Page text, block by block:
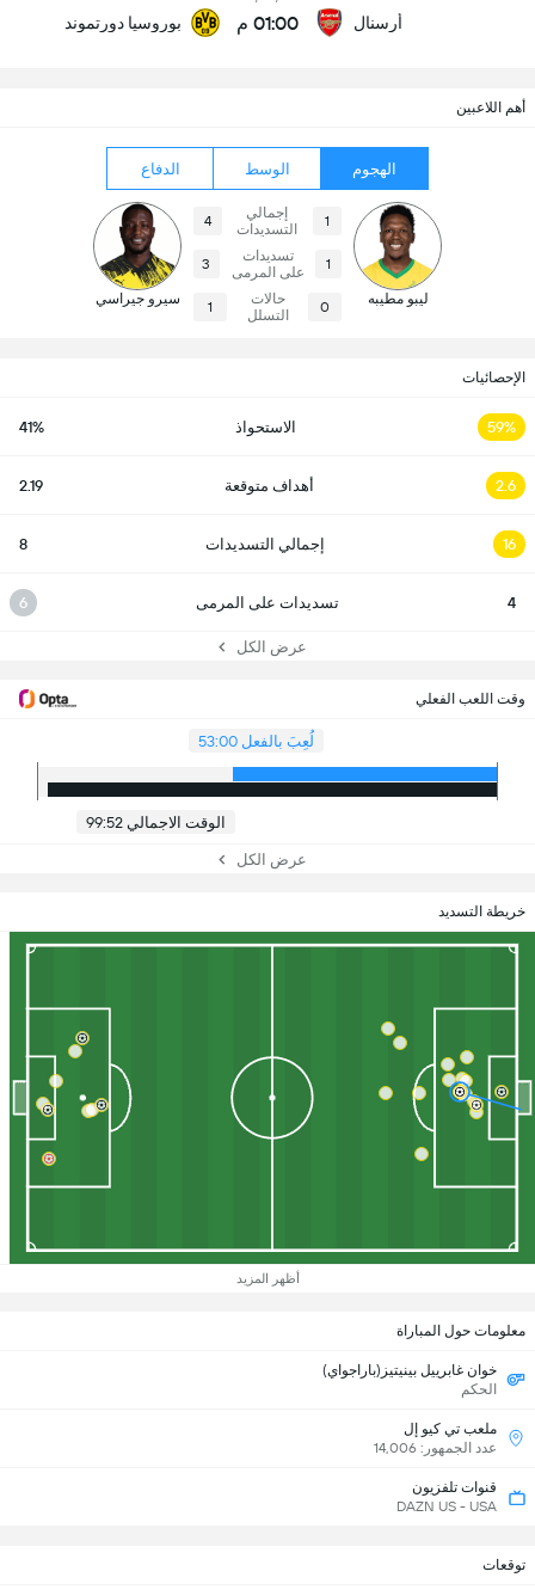
أرسنال 01:00 م بوروسيا دورتموند
أهم اللاعبين
الهجوم الوسط الدفاع
ليبو مطيبه
1
إجمالي
التسديدات
4
1
تسديدات
على المرمى
3
0
حالات
التسلل
1 سيرو جيراسي
الإحصائيات
59% الاستحواذ 41%
2.6 أهداف متوقعة 2.19
16 إجمالي التسديدات 8
4 تسديدات على المرمى 6
عرض الكل
وقت اللعب الفعلي
لُعِبَ بالفعل 53:00
الوقت الاجمالي 99:52
عرض الكل
خريطة التسديد
أظهر المزيد
معلومات حول المباراة
خوان غابرييل بينيتيز(باراجواي)
الحكم
ملعب تي كيو إل
عدد الجمهور: 14,006
قنوات تلفزيون
DAZN US - USA
توقعات